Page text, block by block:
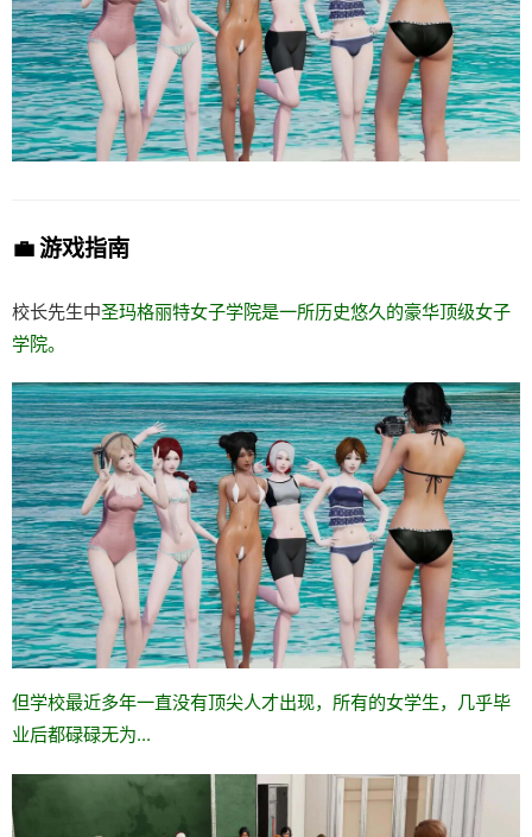
💼 游戏指南
校长先生中圣玛格丽特女子学院是一所历史悠久的豪华顶级女子
学院。
但学校最近多年一直没有顶尖人才出现，所有的女学生，几乎毕
业后都碌碌无为...